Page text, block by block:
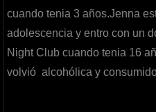
cuando tenia 3 años.Jenna
adolescencia y entro con un
Night Club cuando tenia 16
volvió alcohólica y